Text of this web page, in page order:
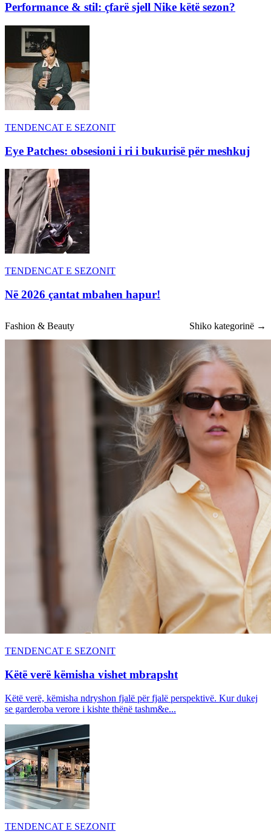
Performance & stil: çfarë sjell Nike këtë sezon?
TENDENCAT E SEZONIT
Eye Patches: obsesioni i ri i bukurisë për meshkuj
TENDENCAT E SEZONIT
Në 2026 çantat mbahen hapur!
Fashion & Beauty Shiko kategorinë →
TENDENCAT E SEZONIT
Këtë verë këmisha vishet mbrapsht
Këtë verë, këmisha ndryshon fjalë për fjalë perspektivë. Kur dukej
se garderoba verore i kishte thënë tashm&e...
TENDENCAT E SEZONIT